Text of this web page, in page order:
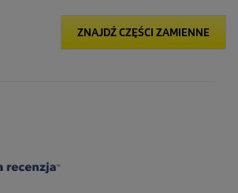
ZNAJDŹ CZĘŚCI ZAMIENNE